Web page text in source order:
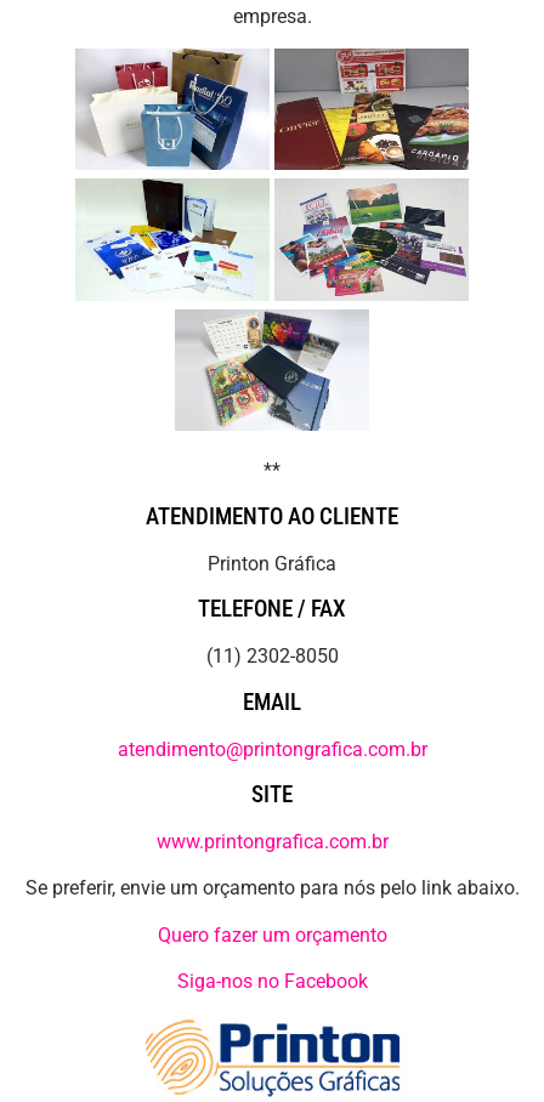
empresa.
**
ATENDIMENTO AO CLIENTE
Printon Gráfica
TELEFONE / FAX
(11) 2302-8050
EMAIL
atendimento@printongrafica.com.br
SITE
www.printongrafica.com.br
Se preferir, envie um orçamento para nós pelo link abaixo.
Quero fazer um orçamento
Siga-nos no Facebook